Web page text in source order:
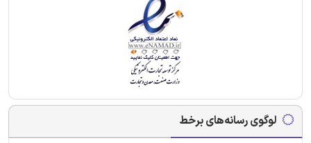
لوگوی رسانه‌های برخط